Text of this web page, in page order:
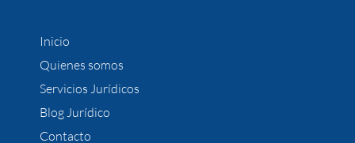
Inicio
Quienes somos
Servicios Jurídicos
Blog Jurídico
Contacto